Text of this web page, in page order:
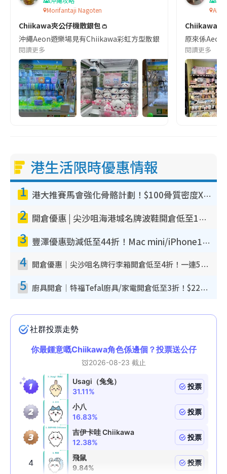
Morifantaji Nagoten
Chiikawa夾公仔機散銀包👛
沖繩Aeon遊樂場見有Chiikawa彩虹方型散銀包 好colorful🌈設計
閱讀更多
Chiikawa
原來係
閱讀更多
港生活限時優惠情報
1 港大推賽馬會強化骨骼計劃！$100骨質密度X光檢查 完成免費運動訓練送超市禮券！附參加資格
2 開倉優惠 | 尖沙咀海港城名牌波鞋開倉低至1折！On鞋$899起／Joy&Peace鞋履$98起
3 豐澤優惠勁減低至44折！Mac mini/iPhone17Pro大減價！廚房家電$220起
4 開倉優惠｜尖沙咀名牌行李箱開倉低至4折！一連5日 American Tourister/ace./Hallmark $200起！
5 廚具開倉｜特福Tefal廚具/家電開倉低至3折！$220起買平底鍋/炒鑊/湯煲！電飯煲/吸塵機/燙斗$418起